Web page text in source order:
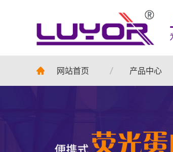
网站首页 产品中心